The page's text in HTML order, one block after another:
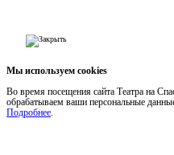
Мы используем cookies
Во время посещения сайта Театра на
обрабатываем ваши персональные
Подробнее.